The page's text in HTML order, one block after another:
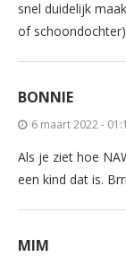
snel duidelijk
of
BONNIE
6 maart 2022 -
Als je ziet hoe
een kind dat is.
MIM